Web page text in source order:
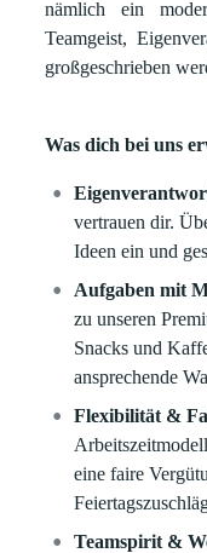
nämlich ein
Teamgeist,
großgeschrieben
Was dich bei uns
vertrauen dir.
Ideen ein und
Aufgaben mit
zu unseren
Snacks und
ansprechende
Flexibilität &
eine faire
Teamspirit &